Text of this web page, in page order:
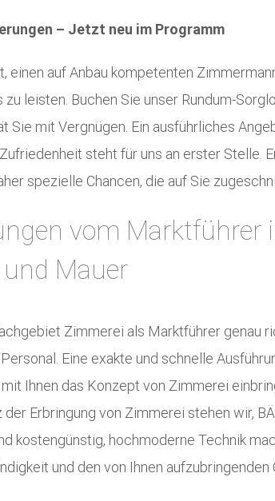
– Jetzt neu im Programm
einen auf Anbau kompetenten
leisten. Buchen Sie unser Rundum-
Sie mit Vergnügen. Ein ausführliches
steht für uns an erster
spezielle Chancen, die auf Sie
vom Marktführer
Mauer
Zimmerei als Marktführer
Eine exakte und schnelle
Ihnen das Konzept von Zimmerei
der Erbringung von Zimmerei stehen wir,
kostengünstig, hochmoderne Technik
und den von Ihnen